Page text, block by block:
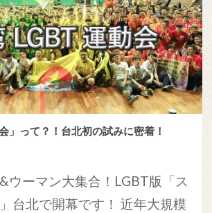
」って？！台北初の試みに密着！
ウーマン大集合！LGBT版「ス
台北で開幕です！ 近年大規模